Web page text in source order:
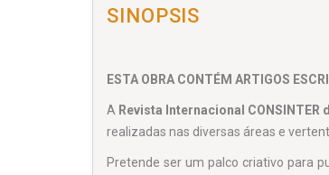
SINOPSIS
ESTA OBRA CONTÉM ARTIGOS
A Revista Internacional CONSINTER
realizadas nas diversas áreas e
Pretende ser um palco criativo para